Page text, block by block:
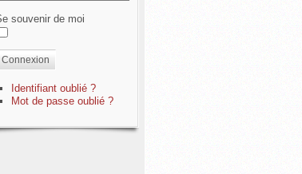
souvenir de moi
Connexion
Identifiant oublié ?
Mot de passe oublié ?